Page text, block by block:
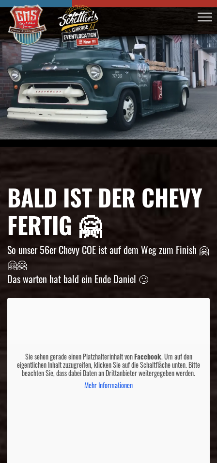
BALD IST DER CHEVY
FERTIG 🤗
So unser 56er Chevy COE ist auf dem Weg zum Finish 🤗
🤗🤗
Das warten hat bald ein Ende Daniel 🙄
Sie sehen gerade einen Platzhalterinhalt vonFacebook. Um auf den
eigentlichen Inhalt zuzugreifen, klicken Sie auf die Schaltfläche unten. Bitte
beachten Sie, dass dabei Daten an Drittanbieter weitergegeben werden.
Mehr Informationen